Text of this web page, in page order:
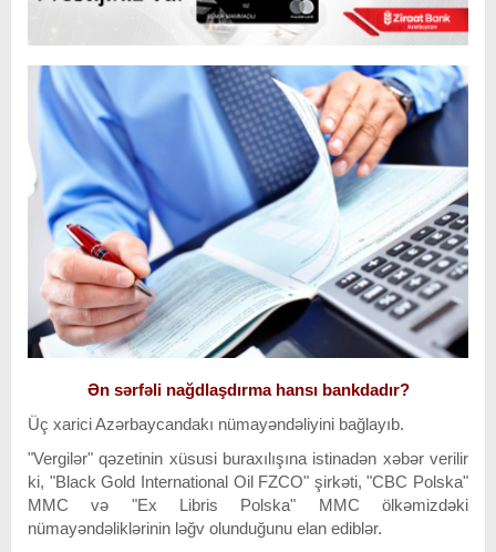
Ən sərfəli nağdlaşdırma hansı bankdadır?
Üç xarici Azərbaycandakı nümayəndəliyini bağlayıb.
"Vergilər" qəzetinin xüsusi buraxılışına istinadən xəbər verilir
ki, "Black Gold International Oil FZCO" şirkəti, "CBC Polska"
MMC və "Ex Libris Polska" MMC ölkəmizdəki
nümayəndəliklərinin ləğv olunduğunu elan ediblər.